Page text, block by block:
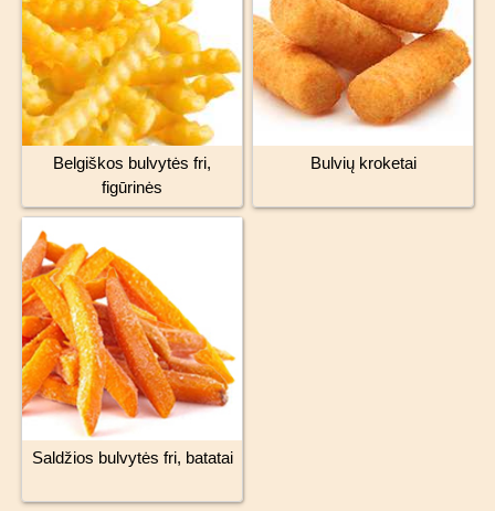
Belgiškos bulvytės fri,
figūrinės
Bulvių kroketai
Saldžios bulvytės fri, batatai